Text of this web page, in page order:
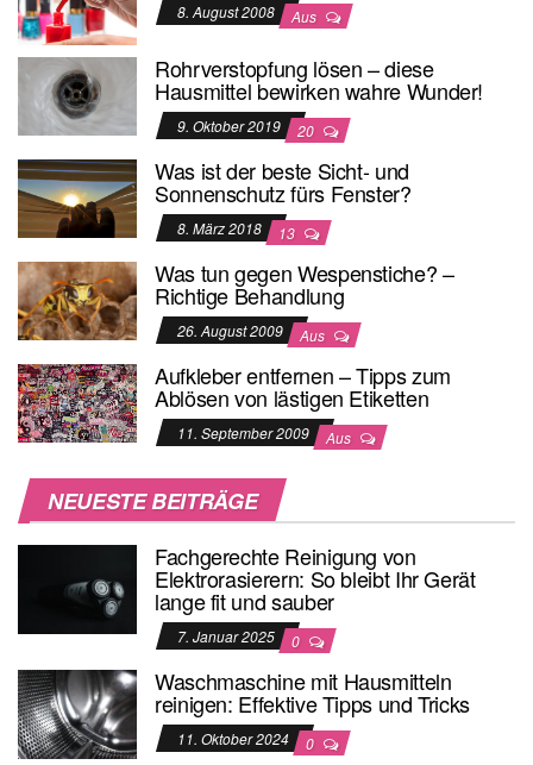
8. August 2008 Aus
Rohrverstopfung lösen – diese
Hausmittel bewirken wahre Wunder!
9. Oktober 2019 20
Was ist der beste Sicht- und
Sonnenschutz fürs Fenster?
8. März 2018 13
Was tun gegen Wespenstiche? –
Richtige Behandlung
26. August 2009 Aus
Aufkleber entfernen – Tipps zum
Ablösen von lästigen Etiketten
11. September 2009 Aus
NEUESTE BEITRÄGE
Fachgerechte Reinigung von
Elektrorasierern: So bleibt Ihr Gerät
lange fit und sauber
7. Januar 2025 0
Waschmaschine mit Hausmitteln
reinigen: Effektive Tipps und Tricks
11. Oktober 2024 0